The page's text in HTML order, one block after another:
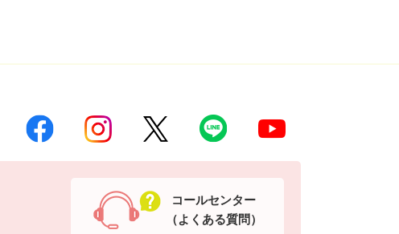
コールセンター
（よくある質問）